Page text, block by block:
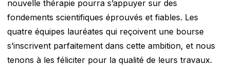
nouvelle thérapie pourra s’appuyer sur des
fondements scientifiques éprouvés et fiables. Les
quatre équipes lauréates qui reçoivent une bourse
s’inscrivent parfaitement dans cette ambition, et nous
tenons à les féliciter pour la qualité de leurs travaux.